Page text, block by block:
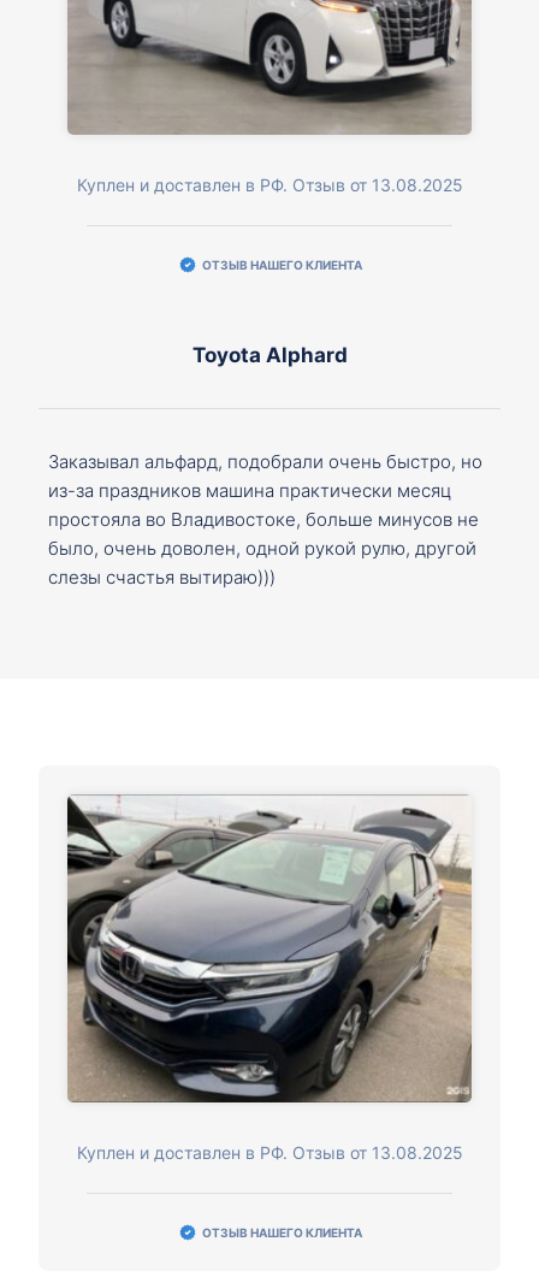
Куплен и доставлен в РФ. Отзыв от 13.08.2025
ОТЗЫВ НАШЕГО КЛИЕНТА
Toyota Alphard
Заказывал альфард, подобрали очень быстро, но
из-за праздников машина практически месяц
простояла во Владивостоке, больше минусов не
было, очень доволен, одной рукой рулю, другой
слезы счастья вытираю)))
Куплен и доставлен в РФ. Отзыв от 13.08.2025
ОТЗЫВ НАШЕГО КЛИЕНТА